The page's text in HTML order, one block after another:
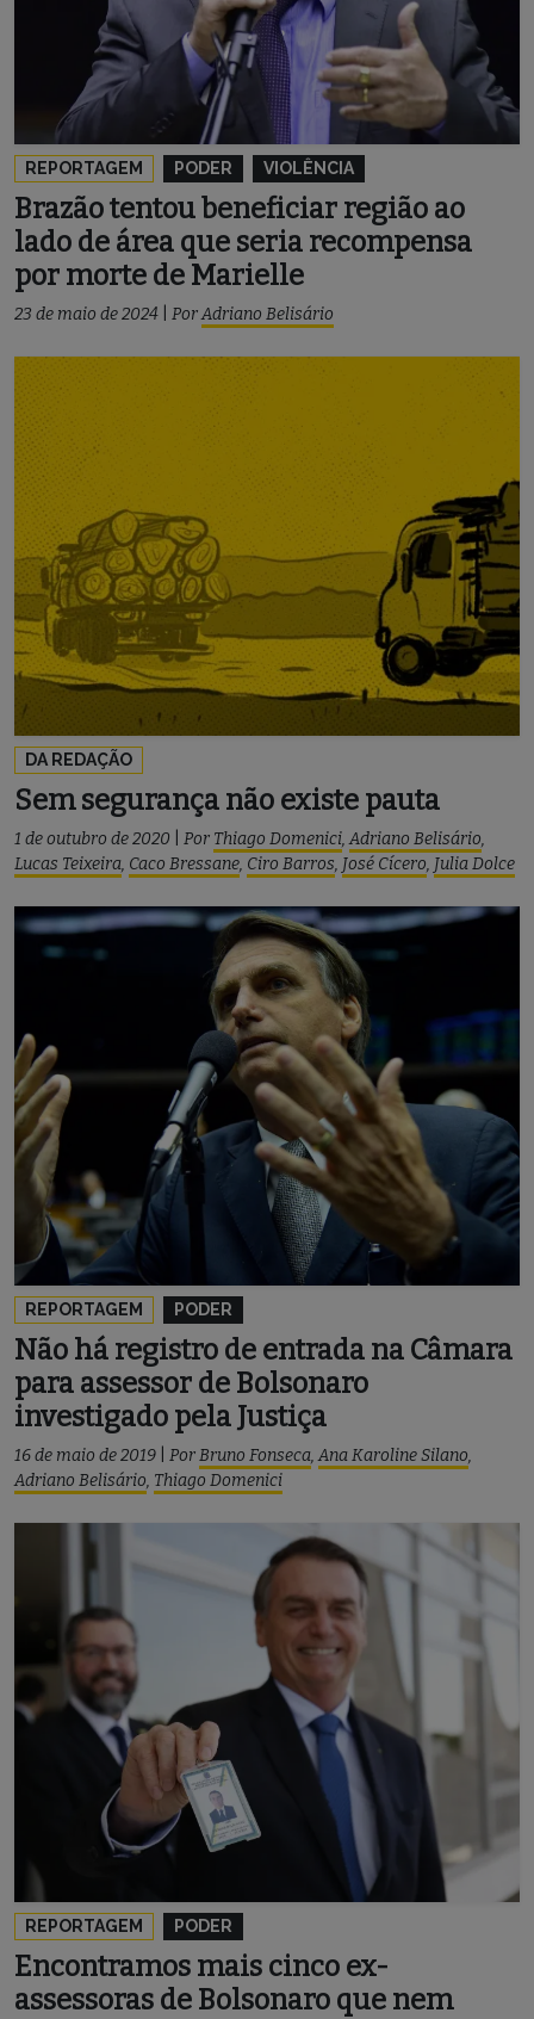
REPORTAGEM PODER VIOLÊNCIA
Brazão tentou beneficiar região ao
lado de área que seria recompensa
por morte de Marielle
23 de maio de 2024 PorAdriano Belisário
DA REDAÇÃO
Sem segurança não existe pauta
1 de outubro de 2020 Por Thiago Domenici,Adriano Belisário,
Lucas Teixeira, Caco Bressane, Ciro Barros, José Cícero, Julia Dolce
REPORTAGEM PODER
Não há registro de entrada na Câmara
para assessor de Bolsonaro
investigado pela Justiça
16 de maio de 2019 PorBruno Fonseca,Ana Karoline Silano,
Adriano Belisário, Thiago Domenici
REPORTAGEM PODER
Encontramos mais cinco ex-
assessoras de Bolsonaro que nem